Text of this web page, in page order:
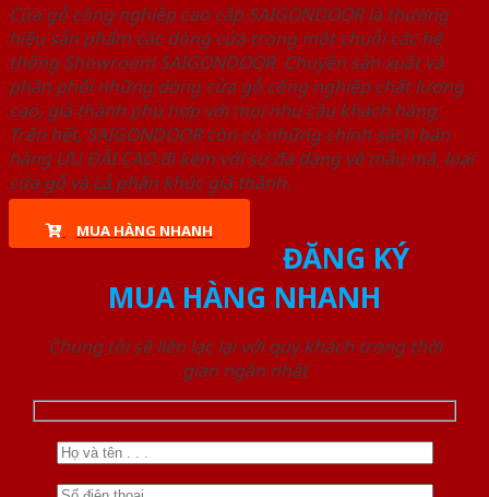
Cửa gỗ công nghiệp cao cấp SAIGONDOOR là thương
hiệu sản phẩm các dòng cửa trong một chuỗi các hệ
thống Showroom SAIGONDOOR. Chuyên sản xuất và
phân phối những dòng cửa gỗ công nghiệp chất lượng
cao, giá thành phù hợp với mọi nhu cầu khách hàng.
Trên hết, SAIGONDOOR còn có những chính sách bán
hàng ƯU ĐÃI CAO đi kèm với sự đa dạng về mẫu mã, loại
cửa gỗ và cả phân khúc giá thành.
MUA HÀNG NHANH
ĐĂNG KÝ
MUA HÀNG NHANH
Chúng tôi sẽ liên lạc lại với quý khách trong thời
gian ngắn nhất